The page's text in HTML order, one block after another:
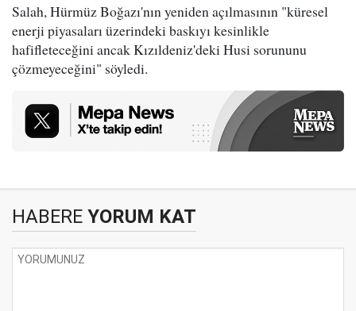
Salah, Hürmüz Boğazı'nın yeniden açılmasının "küresel
enerji piyasaları üzerindeki baskıyı kesinlikle
hafifleteceğini ancak Kızıldeniz'deki Husi sorununu
çözmeyeceğini" söyledi.
HABERE YORUM KAT